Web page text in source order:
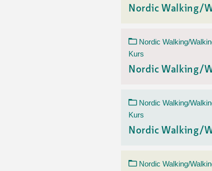
Nordic Walking/
Nordic Walking/
Kurs
Nordic Walking/
Nordic Walking/
Kurs
Nordic Walking/
Nordic Walking/